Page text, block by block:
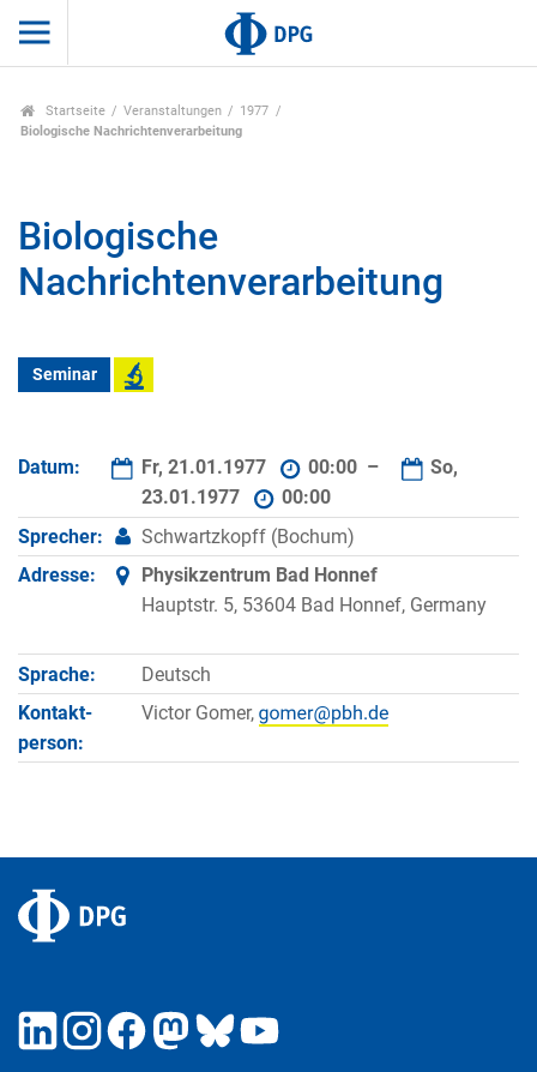
Startseite Veranstaltungen
1977
Biologische Nachrichtenverarbeitung
Biologische
Nachrichtenverarbeitung
Seminar
Datum: Fr, 21.01.1977 00:00 –
So,
23.01.1977
00:00
Sprecher:
Schwartzkopff (Bochum)
Adresse:
Physikzentrum Bad Honnef
Hauptstr. 5, 53604 Bad Honnef, Germany
Sprache:
Deutsch
Kontakt­
person:
Victor Gomer,